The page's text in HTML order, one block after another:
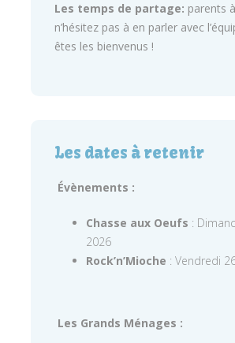
Les temps de partage: parents
n’hésitez pas à en parler avec
êtes les bienvenus !
Les dates à retenir
Évènements :
Chasse aux Oeufs :
2026
Rock’n’Mioche : Vendredi
Les Grands Ménages :